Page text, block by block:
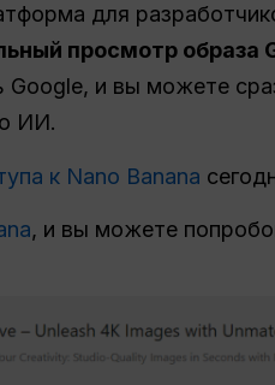
для
просмотр образа
и вы можете
ИИ.
к Nano Banana
, и вы можете